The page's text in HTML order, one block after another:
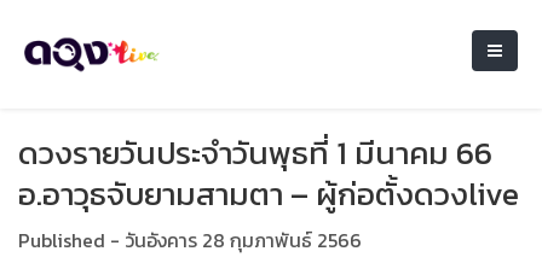
ดวงรายวันประจำวันพุธที่ 1 มีนาคม 66
อ.อาวุธจับยามสามตา – ผู้ก่อตั้งดวงlive
Published - วันอังคาร 28 กุมภาพันธ์ 2566